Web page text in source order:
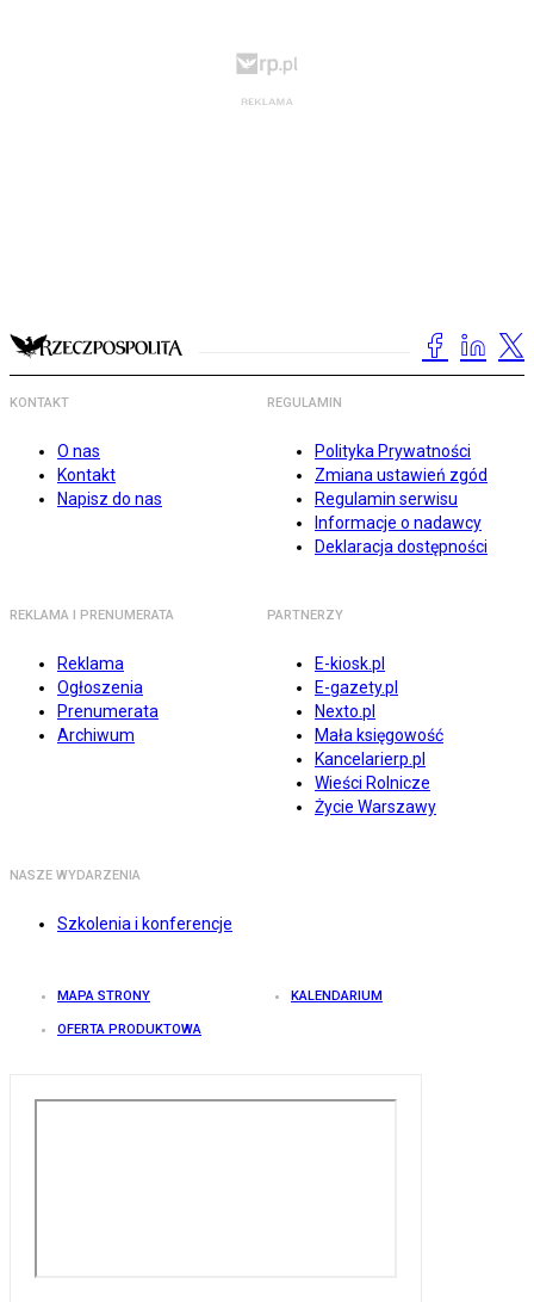
KONTAKT
O nas
Kontakt
Napisz do nas
REGULAMIN
Polityka Prywatności
Zmiana ustawień zgód
Regulamin serwisu
Informacje o nadawcy
Deklaracja dostępności
REKLAMA I PRENUMERATA
Reklama
Ogłoszenia
Prenumerata
Archiwum
PARTNERZY
E-kiosk.pl
E-gazety.pl
Nexto.pl
Mała księgowość
Kancelarierp.pl
Wieści Rolnicze
Życie Warszawy
NASZE WYDARZENIA
Szkolenia i konferencje
MAPA STRONY KALENDARIUM
OFERTA PRODUKTOWA